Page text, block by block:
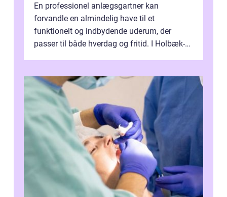
En professionel anlægsgartner kan
forvandle en almindelig have til et
funktionelt og indbydende uderum, der
passer til både hverdag og fritid. I Holbæk-